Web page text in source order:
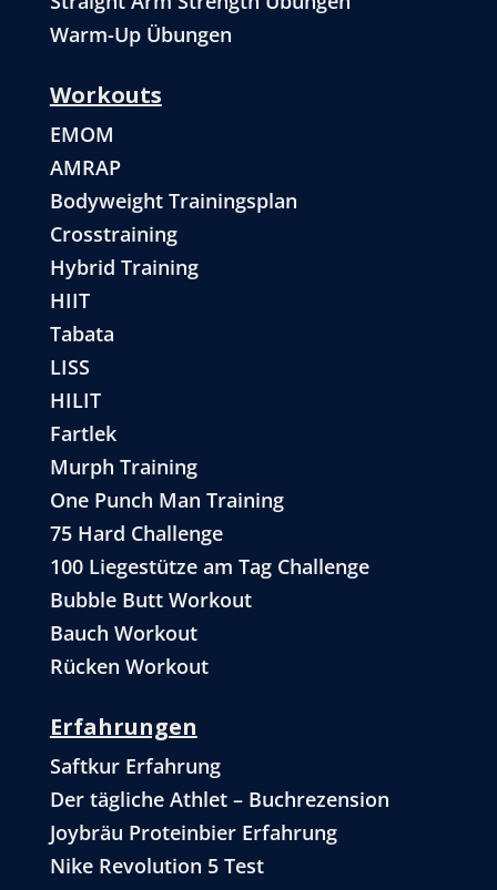
Warm-Up Übungen
Workouts
EMOM
AMRAP
Bodyweight Trainingsplan
Crosstraining
Hybrid Training
HIIT
Tabata
LISS
HILIT
Fartlek
Murph Training
One Punch Man Training
75 Hard Challenge
100 Liegestütze am Tag Challenge
Bubble Butt Workout
Bauch Workout
Rücken Workout
Erfahrungen
Saftkur Erfahrung
Der tägliche Athlet – Buchrezension
Joybräu Proteinbier Erfahrung
Nike Revolution 5 Test